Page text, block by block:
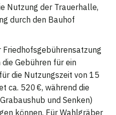
Nutzung der Trauerhalle,
durch den Bauhof
Gebühren für ein
die Nutzungszeit von 15
ca. 520 €, während die
und Senken)
können. Für Wahlgräber